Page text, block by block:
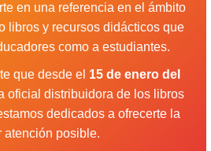
en una referencia en el ámbito
libros y recursos didácticos que
como a estudiantes.
que desde el 15 de enero del
oficial distribuidora de los libros
dedicados a ofrecerte la
atención posible.